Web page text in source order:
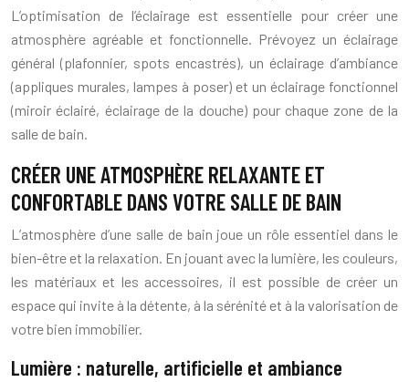
L’optimisation de l’éclairage est essentielle pour créer une
atmosphère agréable et fonctionnelle. Prévoyez un éclairage
général (plafonnier, spots encastrés), un éclairage d’ambiance
(appliques murales, lampes à poser) et un éclairage fonctionnel
(miroir éclairé, éclairage de la douche) pour chaque zone de la
salle de bain.
CRÉER UNE ATMOSPHÈRE RELAXANTE ET
CONFORTABLE DANS VOTRE SALLE DE BAIN
L’atmosphère d’une salle de bain joue un rôle essentiel dans le
bien-être et la relaxation. En jouant avec la lumière, les couleurs,
les matériaux et les accessoires, il est possible de créer un
espace qui invite à la détente, à la sérénité et à la valorisation de
votre bien immobilier.
Lumière : naturelle, artificielle et ambiance